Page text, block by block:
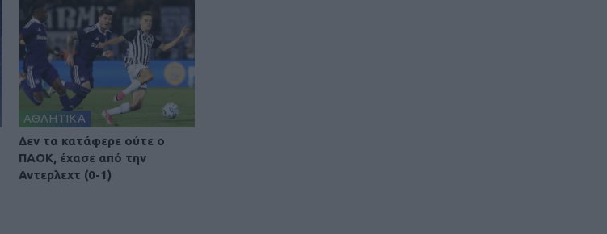
ΑΘΛΗΤΙΚΑ
Δεν τα κατάφερε ούτε ο
ΠΑΟΚ, έχασε από την
Αντερλεχτ (0-1)